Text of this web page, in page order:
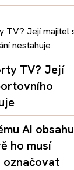
TV? Její
AI obsahu
ho musí
označovat